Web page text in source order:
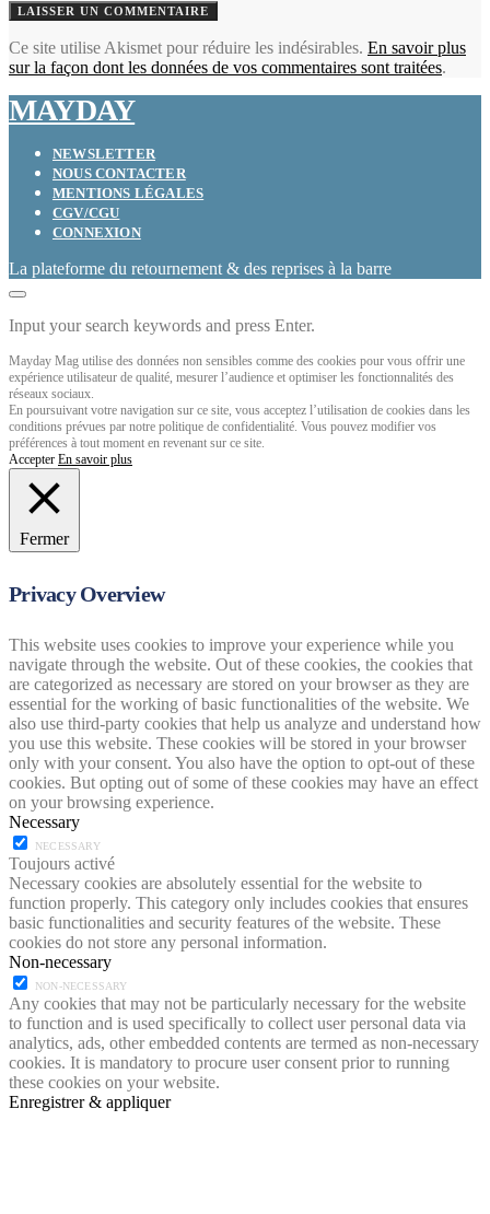
Ce site utilise Akismet pour réduire les indésirables. En savoir plus
sur la façon dont les données de vos commentaires sont traitées.
MAYDAY
NEWSLETTER
NOUS CONTACTER
MENTIONS LÉGALES
CGV/CGU
CONNEXION
La plateforme du retournement & des reprises à la barre
Input your search keywords and press Enter.
Mayday Mag utilise des données non sensibles comme des cookies pour vous offrir une
expérience utilisateur de qualité, mesurer l’audience et optimiser les fonctionnalités des
réseaux sociaux.
En poursuivant votre navigation sur ce site, vous acceptez l’utilisation de cookies dans les
conditions prévues par notre politique de confidentialité. Vous pouvez modifier vos
préférences à tout moment en revenant sur ce site.
Accepter En savoir plus
Fermer
Privacy Overview
This website uses cookies to improve your experience while you
navigate through the website. Out of these cookies, the cookies that
are categorized as necessary are stored on your browser as they are
essential for the working of basic functionalities of the website. We
also use third-party cookies that help us analyze and understand how
you use this website. These cookies will be stored in your browser
only with your consent. You also have the option to opt-out of these
cookies. But opting out of some of these cookies may have an effect
on your browsing experience.
Necessary
NECESSARY
Toujours activé
Necessary cookies are absolutely essential for the website to
function properly. This category only includes cookies that ensures
basic functionalities and security features of the website. These
cookies do not store any personal information.
Non-necessary
NON-NECESSARY
Any cookies that may not be particularly necessary for the website
to function and is used specifically to collect user personal data via
analytics, ads, other embedded contents are termed as non-necessary
cookies. It is mandatory to procure user consent prior to running
these cookies on your website.
Enregistrer & appliquer